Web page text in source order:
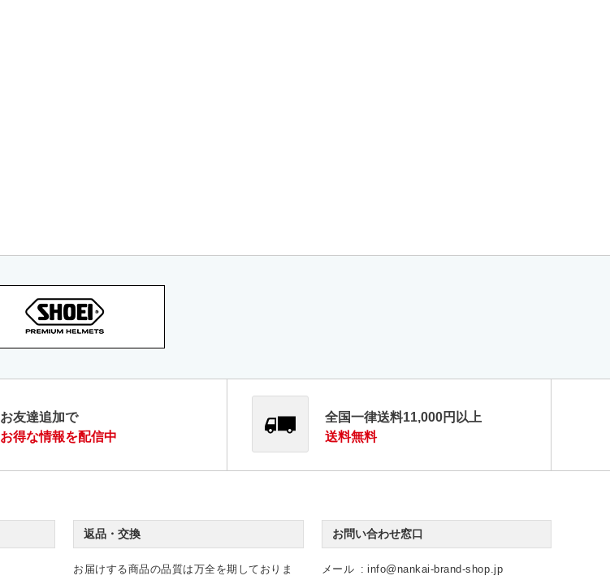
お友達追加で
お得な情報を配信中
全国一律送料11,000円以上
送料無料
返品・交換
お届けする商品の品質は万全を期しておりま
お問い合わせ窓口
メール info@nankai-brand-shop.jp